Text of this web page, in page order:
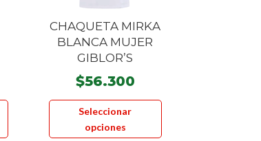
Este
tiene
CHAQUETA MIRKA
BLANCA MUJER
GIBLOR’S
$56.300
Seleccionar
opciones
Este
tiene